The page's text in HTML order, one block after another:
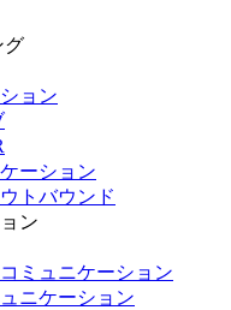
グ
ョン
ーション
トバウンド
ン
ミュニケーション
ニケーション